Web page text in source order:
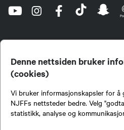
Denne nettsiden bruker
(cookies)
Vi bruker informasjonskapsler for å
NJFFs nettsteder bedre. Velg
statistikk, analyse og
jegere og sportsfiskere og et av de viktigste miljøene
fiske i Norge. Vi er en partipolitisk nøytral
naturpolitisk engasjement i mange saker.